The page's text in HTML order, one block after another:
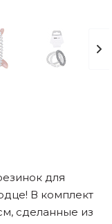
для
В комплект
сделанные из